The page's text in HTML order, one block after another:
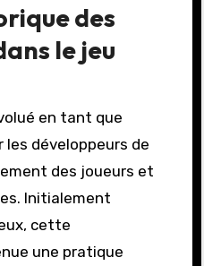
des
le jeu
en tant que
développeurs de
des joueurs et
Initialement
cette
une pratique